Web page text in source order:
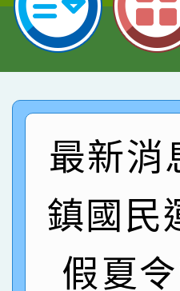
指導老師
賽 劉文
臺灣台
賀！本
市賽榮
創客第
賀！本
賽 洪綺
名
賀！本
倩參加
名 指導
賀！本
園市英
指導老
賀！本
賽 劉文
賀！本
最新消
鎮國民
假夏